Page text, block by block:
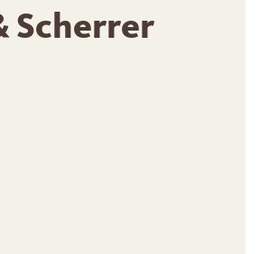
Scherrer